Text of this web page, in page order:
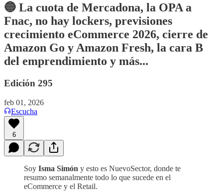
🔵 La cuota de Mercadona, la OPA a
Fnac, no hay lockers, previsiones
crecimiento eCommerce 2026, cierre de
Amazon Go y Amazon Fresh, la cara B
del emprendimiento y más...
Edición 295
feb 01, 2026
Escucha
6
Soy Isma Simón y esto es NuevoSector, donde te
resumo semanalmente todo lo que sucede en el
eCommerce y el Retail.